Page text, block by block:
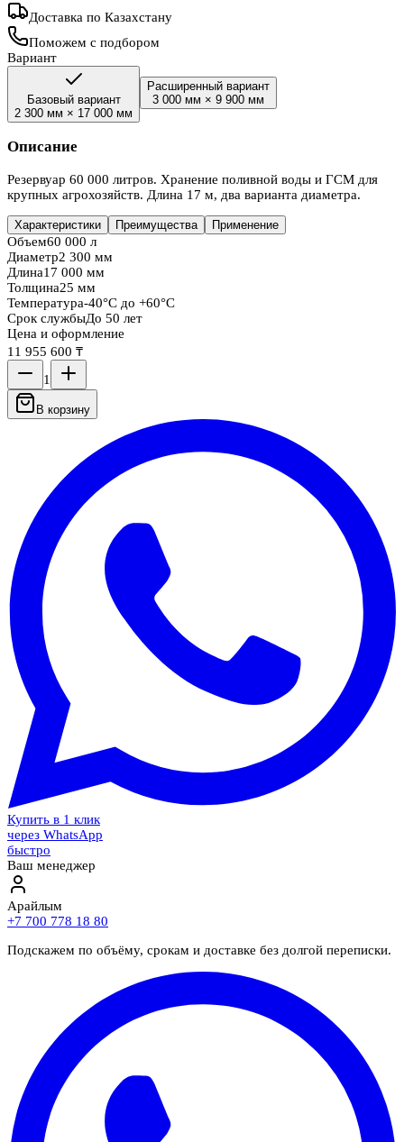
Доставка по Казахстану
Поможем с подбором
Вариант
Базовый вариант
2 300 мм × 17 000 мм
Расширенный вариант
3 000 мм × 9 900 мм
Описание
Резервуар 60 000 литров. Хранение поливной воды и ГСМ для
крупных агрохозяйств. Длина 17 м, два варианта диаметра.
Характеристики Преимущества Применение
Объем60 000 л
Диаметр2 300 мм
Длина17 000 мм
Толщина25 мм
Температура-40°C до +60°C
Срок службыДо 50 лет
Цена и оформление
11 955 600 ₸
1
В корзину
Купить в 1 клик
через WhatsApp
быстро
Ваш менеджер
Арайлым
+7 700 778 18 80
Подскажем по объёму, срокам и доставке без долгой переписки.